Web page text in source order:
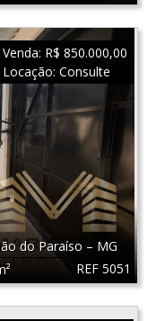
REF 5051
do Paraíso – MG
Venda: R$ 850.000,00
Locação: Consulte